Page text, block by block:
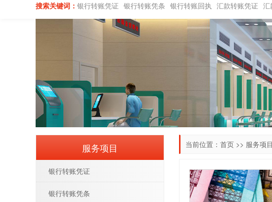
搜索关键词： 银行转账凭证 银行转账凭条 银行转账回执 汇款转账凭证 汇
当前位置： 首页 >> 服务项目
服务项目
银行转账凭证
银行转账凭条